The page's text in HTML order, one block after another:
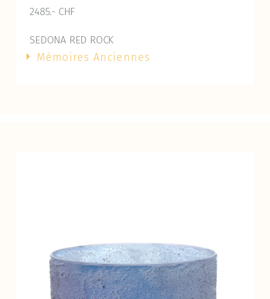
2485.- CHF
SEDONA RED ROCK
Mémoires Anciennes